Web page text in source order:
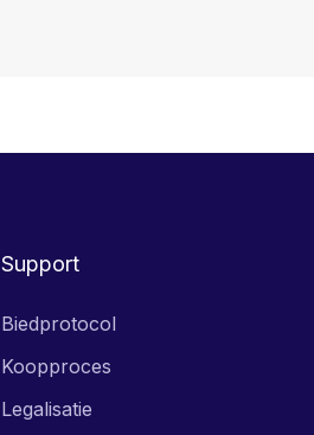
Support
Biedprotocol
Koopproces
Legalisatie